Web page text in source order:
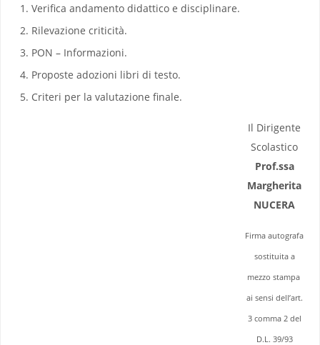
Verifica andamento didattico e disciplinare.
Rilevazione criticità.
PON – Informazioni.
Proposte adozioni libri di testo.
Criteri per la valutazione finale.
Il Dirigente
Scolastico
Prof.ssa
Margherita
NUCERA
Firma autografa
sostituita a
mezzo stampa
ai sensi dell’art.
3 comma 2 del
D.L. 39/93